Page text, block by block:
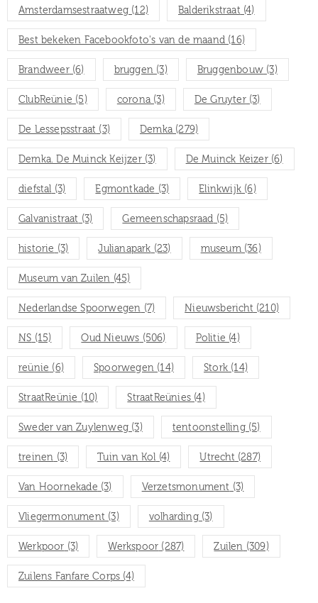
Amsterdamsestraatweg (12) Balderikstraat(4)
Best bekeken Facebookfoto's van de maand (16)
Brandweer(6) bruggen (3) Bruggenbouw (3)
ClubReünie (5) corona (3) De Gruyter(3)
De Lessepsstraat (3) Demka (279)
Demka. De Muinck Keijzer(3) De Muinck Keizer(6)
diefstal (3) Egmontkade (3) Elinkwijk (6)
Galvanistraat (3) Gemeenschapsraad (5)
historie (3) Julianapark (23) museum(36)
Museum van Zuilen (45)
Nederlandse Spoorwegen (7) Nieuwsbericht(210)
NS (15) Oud Nieuws (506) Politie (4)
reünie (6) Spoorwegen (14) Stork (14)
StraatReünie (10) StraatReünies (4)
Sweder van Zuylenweg (3) tentoonstelling(5)
treinen (3) Tuin van Kol (4) Utrecht(287)
Van Hoornekade (3) Verzetsmonument (3)
Vliegermonument (3) volharding(3)
Werkpoor (3) Werkspoor (287) Zuilen (309)
Zuilens Fanfare Corps (4)